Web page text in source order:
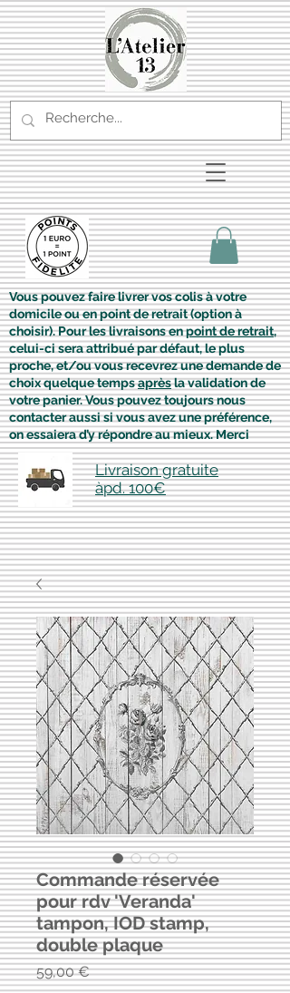
Vous pouvez faire livrer vos colis à votre
domicile ou en point de retrait (option à
choisir). Pour les livraisons enpoint de retrait,
celui-ci sera attribué par défaut, le plus
proche, et/ou vous recevrez une demande de
choix quelque tempsaprèsla validation de
votre panier. Vous pouvez toujours nous
contacter aussi si vous avez une préférence,
on essaiera d’y répondre au mieux. Merci
Livraison gratuite
àpd. 100€
Commande réservée
pour rdv 'Veranda'
tampon, IOD stamp,
double plaque
59,00 €Prix